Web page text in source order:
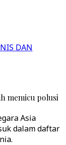
DAN
memicu polusi
Asia
dalam daftar